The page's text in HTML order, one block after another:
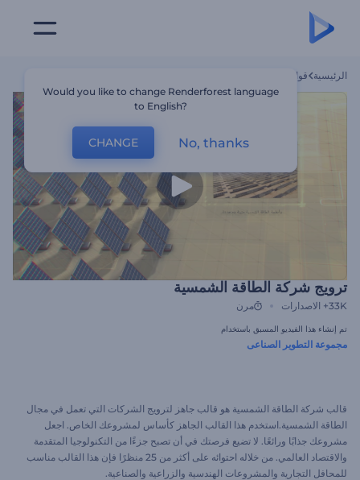
الرئيسية قوالب
ترويج شركة الطاقة الشمسية
33K+ الاصدارات مرن
تم إنشاء هذا الفيديو المسبق باستخدام
مجموعة التطوير الصناعى
قالب شركة الطاقة الشمسية هو قالب جاهز لترويج الشركات التي تعمل في مجال
الطاقة الشمسية.استخدم هذا القالب الجاهز كأساس لمشروعك الخاص. اجعل
مشروعك جذابًا ورائعًا. لا تضيع فرصتك في أن تصبح جزءًا من التكنولوجيا المتقدمة
والاقتصاد العالمي. من خلاله احتوائه على أكثر من 25 منظرًا فإن هذا القالب مناسب
للمحافل التجارية والمشروعات الهندسية والزراعية والصناعية.
Would you like to change Renderforest language
to English?
CHANGE No, thanks